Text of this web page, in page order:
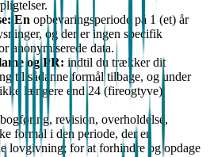
En opbevaringsperiode på 1 (et) år
og der er ingen specifik
anonymiserede data.
og PR: indtil du trækker dit
til sådanne formål tilbage, og under
længere end 24 (fireogtyve)
revision, overholdelse,
formål i den periode, der er
lovgivning; for at forhindre og opdage